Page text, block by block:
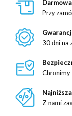
Przy
30 dni na
Chronimy
Z nami